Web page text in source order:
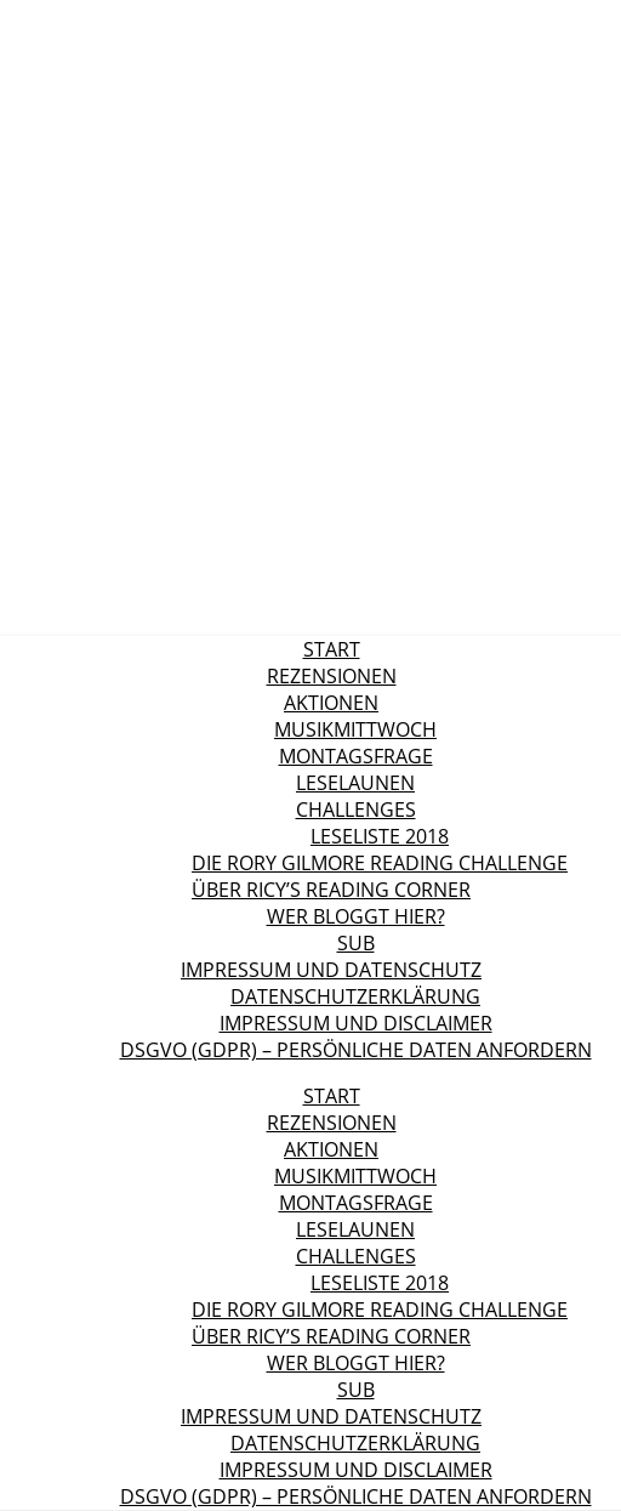
START
REZENSIONEN
AKTIONEN
MUSIKMITTWOCH
MONTAGSFRAGE
LESELAUNEN
CHALLENGES
LESELISTE 2018
DIE RORY GILMORE READING CHALLENGE
ÜBER RICY’S READING CORNER
WER BLOGGT HIER?
SUB
IMPRESSUM UND DATENSCHUTZ
DATENSCHUTZERKLÄRUNG
IMPRESSUM UND DISCLAIMER
DSGVO (GDPR) – PERSÖNLICHE DATEN ANFORDERN
START
REZENSIONEN
AKTIONEN
MUSIKMITTWOCH
MONTAGSFRAGE
LESELAUNEN
CHALLENGES
LESELISTE 2018
DIE RORY GILMORE READING CHALLENGE
ÜBER RICY’S READING CORNER
WER BLOGGT HIER?
SUB
IMPRESSUM UND DATENSCHUTZ
DATENSCHUTZERKLÄRUNG
IMPRESSUM UND DISCLAIMER
DSGVO (GDPR) – PERSÖNLICHE DATEN ANFORDERN